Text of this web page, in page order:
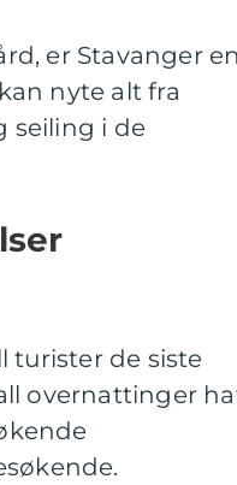
er Stavanger
nyte alt fra
seiling i de
turister de siste
overnattinger